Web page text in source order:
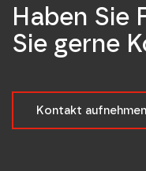
Haben Sie
Sie gerne
Kontakt aufnehmen